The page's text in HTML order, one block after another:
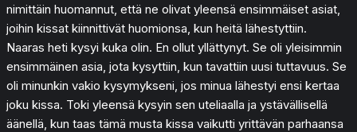
nimittäin huomannut, että ne olivat yleensä ensimmäiset asiat,
joihin kissat kiinnittivät huomionsa, kun heitä lähestyttiin.
Naaras heti kysyi kuka olin. En ollut yllättynyt. Se oli yleisimmin
ensimmäinen asia, jota kysyttiin, kun tavattiin uusi tuttavuus. Se
oli minunkin vakio kysymykseni, jos minua lähestyi ensi kertaa
joku kissa. Toki yleensä kysyin sen uteliaalla ja ystävällisellä
äänellä, kun taas tämä musta kissa vaikutti yrittävän parhaansa